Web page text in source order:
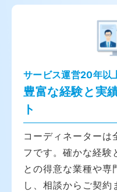
サービス運営20年以
豊富な経験と実
ト
コーディネーターは
フです。確かな経験
との得意な業種や専
し、相談からご契約